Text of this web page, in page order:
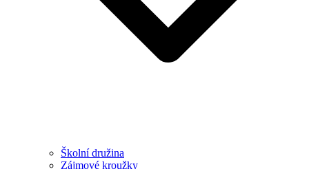
Školní družina
Zájmové kroužky